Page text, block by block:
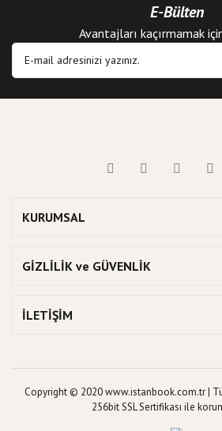
E-Bülten
Avantajları kaçırmamak
KURUMSAL
GİZLİLİK ve GÜVENLİK
İLETİŞİM
Copyright © 2020 www.istanbook.com.tr |
256bit SSL Sertifikası ile